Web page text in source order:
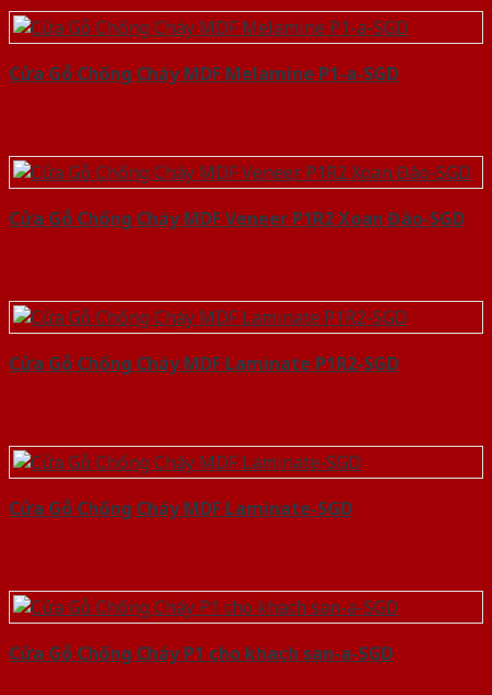
Cửa Gỗ Chống Cháy MDF Melamine P1-a-SGD
Cửa Gỗ Chống Cháy MDF Veneer P1R2 Xoan Đào-SGD
Cửa Gỗ Chống Cháy MDF Laminate P1R2-SGD
Cửa Gỗ Chống Cháy MDF Laminate-SGD
Cửa Gỗ Chống Cháy P1 cho khach san-a-SGD